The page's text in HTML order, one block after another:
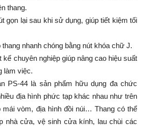
thang.
gọn lại sau khi sử dụng, giúp tiết kiệm tối
nhanh chóng bằng nút khóa chữ J.
chuyên nghiệp giúp nâng cao hiệu suất
làm việc.
PS-44 là sản phẩm hữu dụng đa chức
địa hình phức tạp khác nhau như trên
mái vòm, địa hình đồi núi… Thang có thể
nhà cửa, vệ sinh cửa kính, lau chùi các